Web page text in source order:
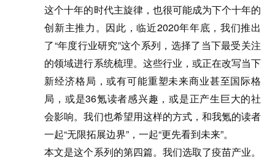
这个十年的时代主旋律，也很可能成为下个十年的
创新主推力。因此，临近2020年年底，我们推出
了“年度行业研究”这个系列，选择了当下最受关注
的领域进行系统梳理。这些行业，或正在改写当下
新经济格局，或有可能重塑未来商业甚至国际格
局，或是36氪读者感兴趣，或是正产生巨大的社
会影响。我们也希望用这样的方式，和我氪的读者
一起“无限拓展边界”，一起“更先看到未来”。
本文是这个系列的第四篇。我们选取了疫苗产业。